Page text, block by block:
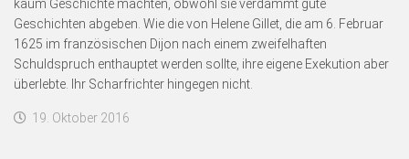
kaum Geschichte machten, obwohl sie verdammt gute
Geschichten abgeben. Wie die von Helene Gillet, die am 6. Februar
1625 im französischen Dijon nach einem zweifelhaften
Schuldspruch enthauptet werden sollte, ihre eigene Exekution aber
überlebte. Ihr Scharfrichter hingegen nicht.
19. Oktober 2016